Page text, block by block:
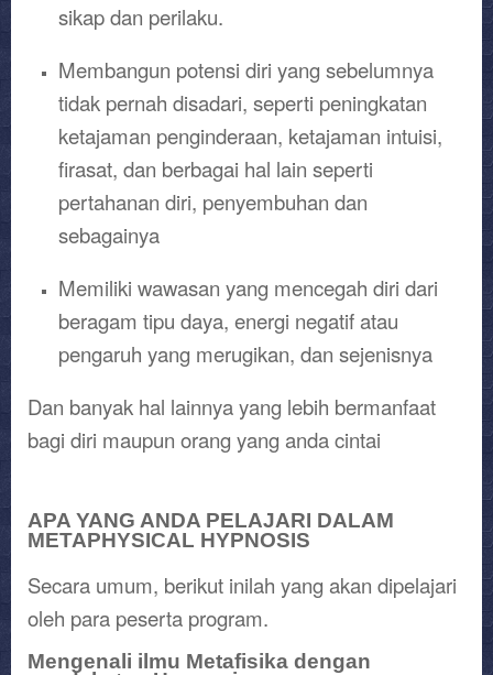
sikap dan perilaku.
Membangun potensi diri yang sebelumnya
tidak pernah disadari, seperti peningkatan
ketajaman penginderaan, ketajaman intuisi,
firasat, dan berbagai hal lain seperti
pertahanan diri, penyembuhan dan
sebagainya
Memiliki wawasan yang mencegah diri dari
beragam tipu daya, energi negatif atau
pengaruh yang merugikan, dan sejenisnya
Dan banyak hal lainnya yang lebih bermanfaat
bagi diri maupun orang yang anda cintai
APA YANG ANDA PELAJARI DALAM
METAPHYSICAL HYPNOSIS
Secara umum, berikut inilah yang akan dipelajari
oleh para peserta program.
Mengenali ilmu Metafisika dengan